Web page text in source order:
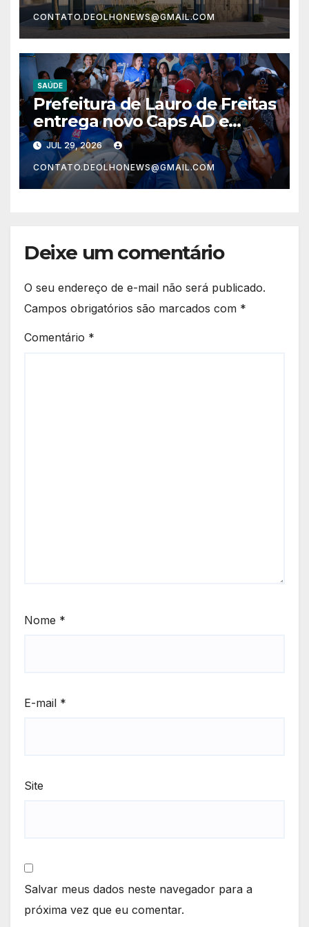
quinta-feira (30)
CONTATO.DEOLHONEWS@GMAIL.COM
SAÚDE
Prefeitura de Lauro de Freitas
entrega novo Caps AD e
garante mais dignidade e
acolhimento para a
população
JUL 29, 2026
CONTATO.DEOLHONEWS@GMAIL.COM
Deixe um comentário
O seu endereço de e-mail não será publicado.
Campos obrigatórios são marcados com *
Comentário *
Nome *
E-mail *
Site
Salvar meus dados neste navegador para a
próxima vez que eu comentar.